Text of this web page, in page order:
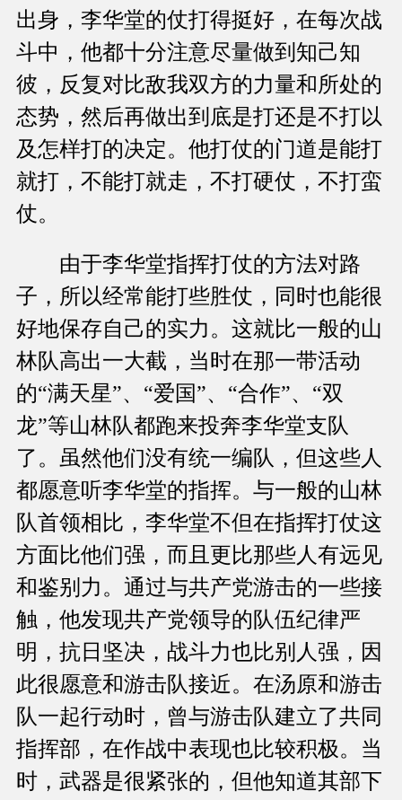
出身，李华堂的仗打得挺好，在每次战
斗中，他都十分注意尽量做到知己知
彼，反复对比敌我双方的力量和所处的
态势，然后再做出到底是打还是不打以
及怎样打的决定。他打仗的门道是能打
就打，不能打就走，不打硬仗，不打蛮
仗。
由于李华堂指挥打仗的方法对路
子，所以经常能打些胜仗，同时也能很
好地保存自己的实力。这就比一般的山
林队高出一大截，当时在那一带活动
的“满天星”、“爱国”、“合作”、“双
龙”等山林队都跑来投奔李华堂支队
了。虽然他们没有统一编队，但这些人
都愿意听李华堂的指挥。与一般的山林
队首领相比，李华堂不但在指挥打仗这
方面比他们强，而且更比那些人有远见
和鉴别力。通过与共产党游击的一些接
触，他发现共产党领导的队伍纪律严
明，抗日坚决，战斗力也比别人强，因
此很愿意和游击队接近。在汤原和游击
队一起行动时，曾与游击队建立了共同
指挥部，在作战中表现也比较积极。当
时，武器是很紧张的，但他知道其部下